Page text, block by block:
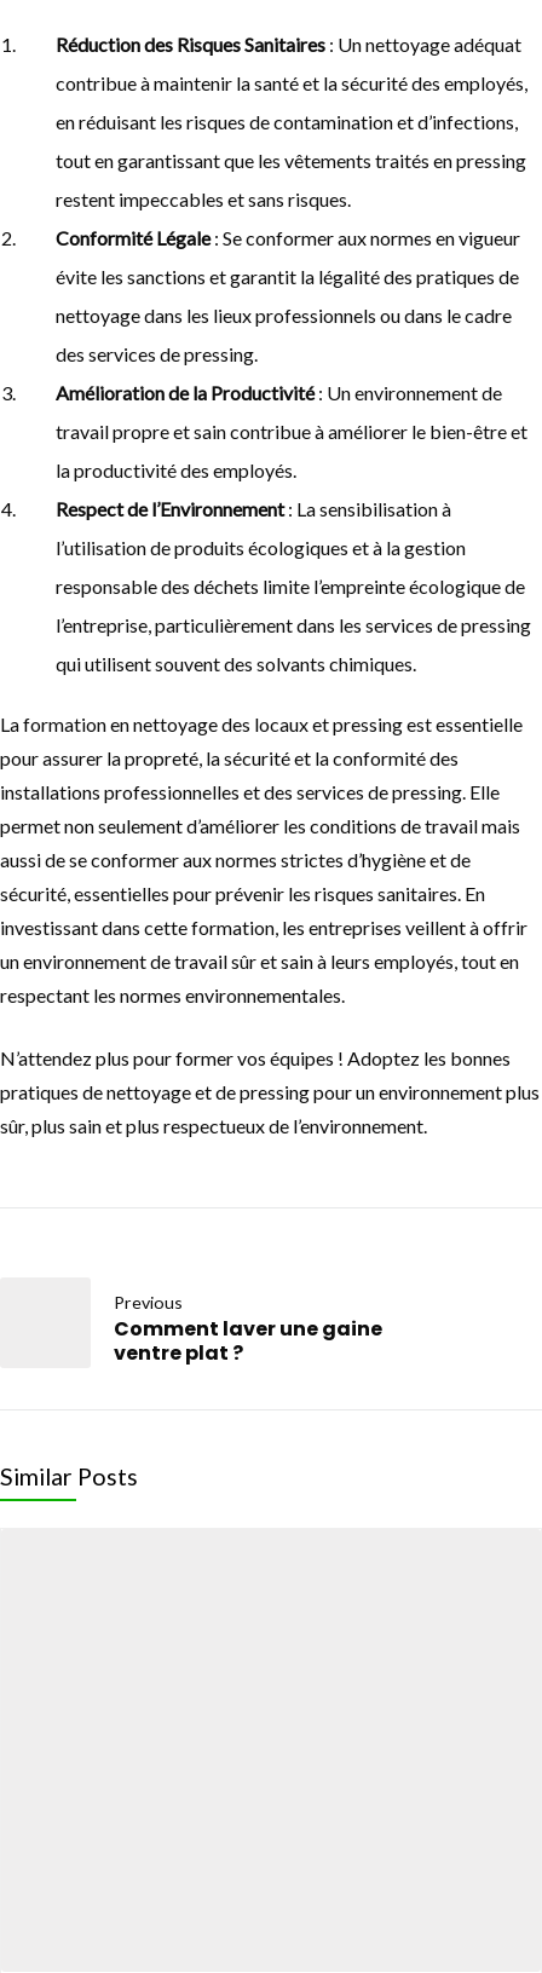
Réduction des Risques Sanitaires : Un nettoyage adéquat
contribue à maintenir la santé et la sécurité des employés,
en réduisant les risques de contamination et d’infections,
tout en garantissant que les vêtements traités en pressing
restent impeccables et sans risques.
Conformité Légale: Se conformer aux normes en vigueur
évite les sanctions et garantit la légalité des pratiques de
nettoyage dans les lieux professionnels ou dans le cadre
des services de pressing.
Amélioration de la Productivité: Un environnement de
travail propre et sain contribue à améliorer le bien-être et
la productivité des employés.
Respect de l’Environnement: La sensibilisation à
l’utilisation de produits écologiques et à la gestion
responsable des déchets limite l’empreinte écologique de
l’entreprise, particulièrement dans les services de pressing
qui utilisent souvent des solvants chimiques.
La formation en nettoyage des locaux et pressing est essentielle
pour assurer la propreté, la sécurité et la conformité des
installations professionnelles et des services de pressing. Elle
permet non seulement d’améliorer les conditions de travail mais
aussi de se conformer aux normes strictes d’hygiène et de
sécurité, essentielles pour prévenir les risques sanitaires. En
investissant dans cette formation, les entreprises veillent à offrir
un environnement de travail sûr et sain à leurs employés, tout en
respectant les normes environnementales.
N’attendez plus pour former vos équipes ! Adoptez les bonnes
pratiques de nettoyage et de pressing pour un environnement plus
sûr, plus sain et plus respectueux de l’environnement.
Previous
Comment laver une gaine
ventre plat ?
Similar Posts